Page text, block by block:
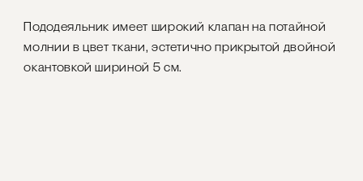
Пододеяльник имеет широкий клапан на потайной
молнии в цвет ткани, эстетично прикрытой двойной
окантовкой шириной 5 см.